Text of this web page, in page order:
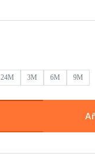
24M 3M 6M 9M